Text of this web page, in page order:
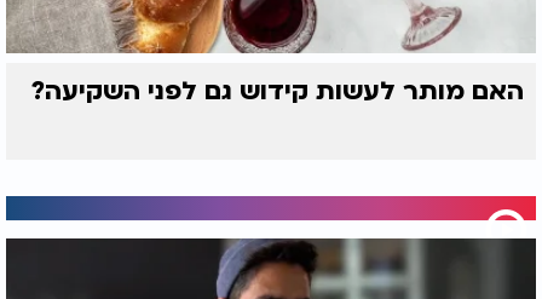
האם מותר לעשות קידוש גם לפני השקיעה?